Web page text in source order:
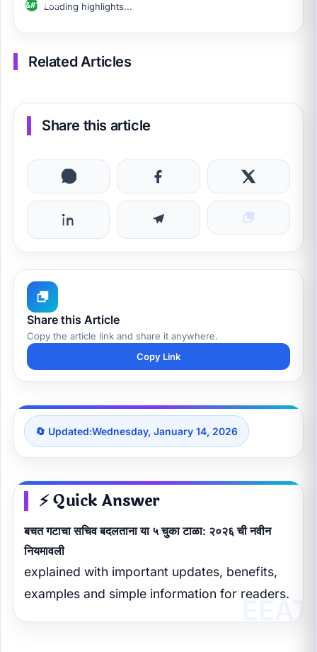
Loading highlights...
Related Articles
Share this article
Share this Article
Copy the article link and share it anywhere.
Copy Link
🔄 Updated:Wednesday, January 14, 2026
⚡ Quick Answer
बचत गटाचा सचिव बदलताना या ५ चुका टाळा: २०२६ ची नवीन
नियमावली
explained with important updates, benefits,
examples and simple information for readers.